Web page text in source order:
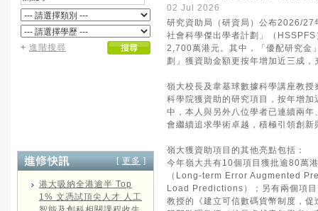
+ 進階搜尋
[ 更多 ]
港大吸納全港逾半 Top
1% 文憑試頂尖人才 人工
02 Jul 2026
研究資助局（研資局）公布2026/27
社會科學傑出學者計劃」（
2,700萬港元。其中，「優配研究金
劃」獲資助金額更按年增加近三成
嶺大校長及韋基球數據科學講座教
科學院獲資助的研究項目，按年增
中，本人與另外八位學者已連續兩
會繼續追求學術卓越，積極引領創
嶺大獲資助項目的其他亮點包括：
今年嶺大共有10個項目獲批逾80萬
（Long-term Error Augmented
Load Predictions）；另有兩個項
教授的《建立可信數碼貨幣制度